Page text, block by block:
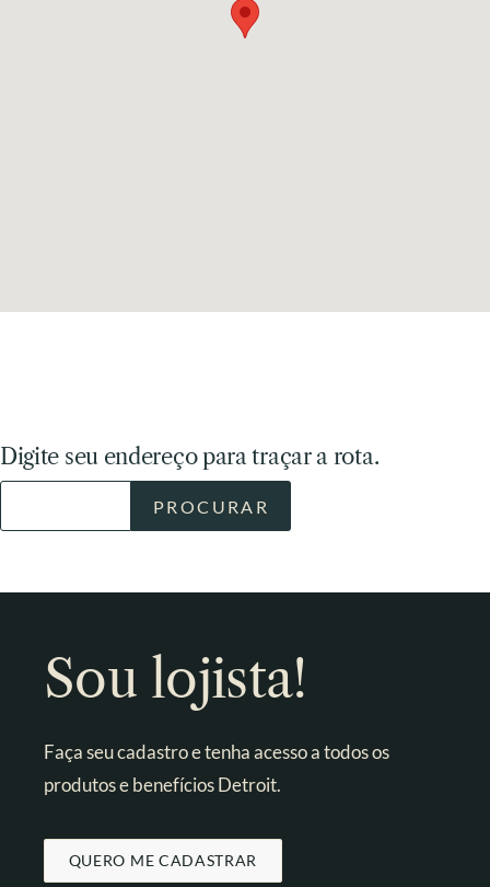
Digite seu endereço para traçar a rota.
Sou lojista!
Faça seu cadastro e tenha acesso a todos os
produtos e benefícios Detroit.
QUERO ME CADASTRAR